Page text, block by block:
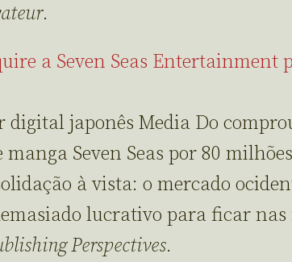
.
a Seven Seas Entertainment
digital japonês Media Do
Seven Seas por 80
à vista: o mercado
lucrativo para ficar nas
Perspectives.